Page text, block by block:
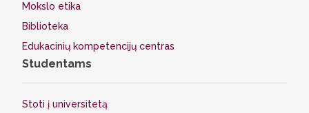
Mokslo etika
Biblioteka
Edukacinių kompetencijų centras
Studentams
Stoti į universitetą